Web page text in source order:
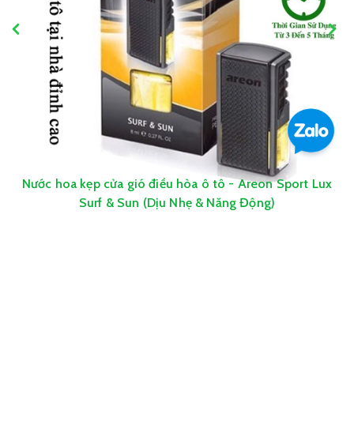
Nước hoa kẹp cửa gió điều hòa ô tô - Areon Sport Lux
Surf & Sun (Dịu Nhẹ & Năng Động)